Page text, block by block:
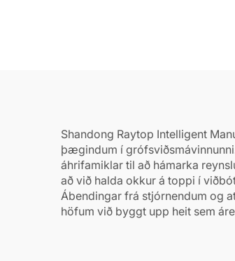
Shandong Raytop Intelligent
þægindum í
áhrifamiklar til að hámarka
að við halda okkur á toppi í
Ábendingar frá stjórnendum og
höfum við byggt upp heit sem